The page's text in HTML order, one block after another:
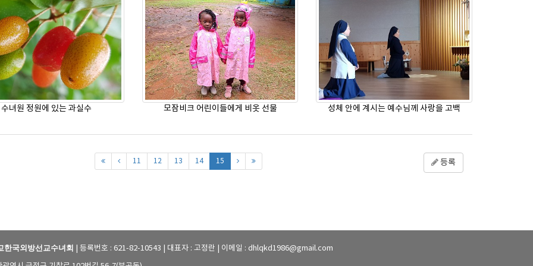
수녀원 정원에 있는 과실수 모잠비크 어린이들에게 비옷 선물 성체 안에 계시는 예수님께 사랑을 고백
11 12 13 14 15 등록
한국외방선교수녀회 | 등록번호 : 621-82-10543
대표자 : 고정란 | 이메일 : dhlqkd1986@gmail.com